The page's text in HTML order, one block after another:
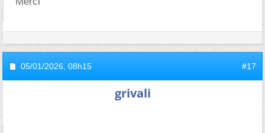
05/01/2026, 08h15 #17
grivali